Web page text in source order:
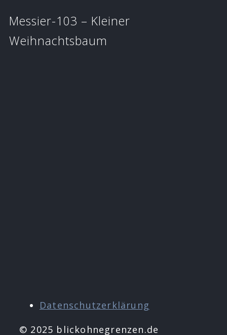
Messier-103 – Kleiner
Weihnachtsbaum
Datenschutzerklärung
© 2025 blickohnegrenzen.de